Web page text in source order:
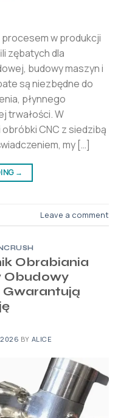
w produkcji
zębatych dla
budowy maszyn i
są niezbędne do
płynnego
trwałości. W
CNC z siedzibą
my […]
→
Leave a comment
Obrabiania
Obudowy
2026 BY ALICE